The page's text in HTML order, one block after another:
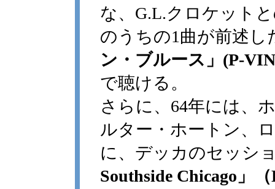
な、G.L.クロケット
のうちの1曲が前述し
ン・ブルース」(P-
で聴ける。
さらに、64年には、
ルター・ホートン、
に、デッカのセッシ
Southside Chicago」